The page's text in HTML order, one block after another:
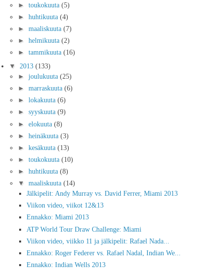
► toukokuuta (5)
► huhtikuuta (4)
► maaliskuuta (7)
► helmikuuta (2)
► tammikuuta (16)
▼ 2013 (133)
► joulukuuta (25)
► marraskuuta (6)
► lokakuuta (6)
► syyskuuta (9)
► elokuuta (8)
► heinäkuuta (3)
► kesäkuuta (13)
► toukokuuta (10)
► huhtikuuta (8)
▼ maaliskuuta (14)
Jälkipelit: Andy Murray vs. David Ferrer, Miami 2013
Viikon video, viikot 12&13
Ennakko: Miami 2013
ATP World Tour Draw Challenge: Miami
Viikon video, viikko 11 ja jälkipelit: Rafael Nada...
Ennakko: Roger Federer vs. Rafael Nadal, Indian We...
Ennakko: Indian Wells 2013